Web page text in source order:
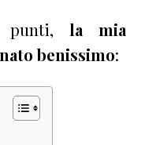
punti,la mia
benissimo: